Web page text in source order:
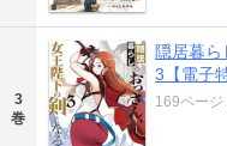
3
巻
隠居暮ら
3【電子
169ページ